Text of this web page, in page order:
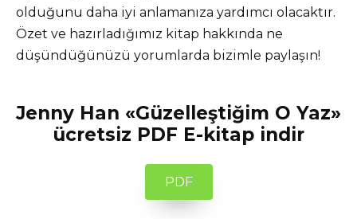
olduğunu daha iyi anlamanıza yardımcı olacaktır.
Özet ve hazırladığımız kitap hakkında ne
düşündüğünüzü yorumlarda bizimle paylaşın!
Jenny Han «Güzelleştiğim O Yaz»
ücretsiz PDF E-kitap indir
PDF